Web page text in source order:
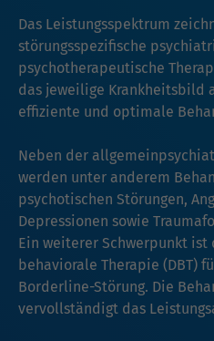
Das Leistungsspektrum
störungsspezifische
psychotherapeutische
das jeweilige Krankheitsbild
effiziente und optimale
Neben der
werden unter anderem
psychotischen Störungen,
Depressionen sowie
Ein weiterer Schwerpunkt
behaviorale Therapie (DBT)
Borderline-Störung. Die
vervollständigt das